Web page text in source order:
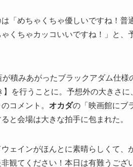
は「めちゃくちゃ優しいですね！普
くちゃカッコいいですね！」と、
積みあがったブラックアダム仕様
を行うことに。予想外の大きさに、
コメント。 オカダの「映画館にブ
と会場は大きな拍手に包まれた。
ェインがほんとに素晴らしくて、
観てください！本日は有難うござ